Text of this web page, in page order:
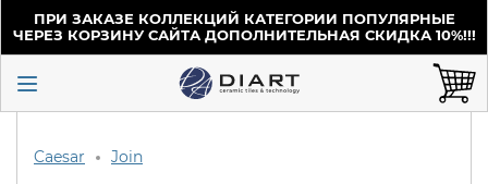
ПРИ ЗАКАЗЕ КОЛЛЕКЦИЙ КАТЕГОРИИ ПОПУЛЯРНЫЕ
ЧЕРЕЗ КОРЗИНУ САЙТА ДОПОЛНИТЕЛЬНАЯ СКИДКА 10%!!!
Caesar Join